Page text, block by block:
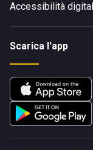
Accessibilità
Scarica l'app